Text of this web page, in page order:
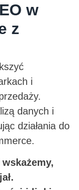
w
z
i
danych i
działania do